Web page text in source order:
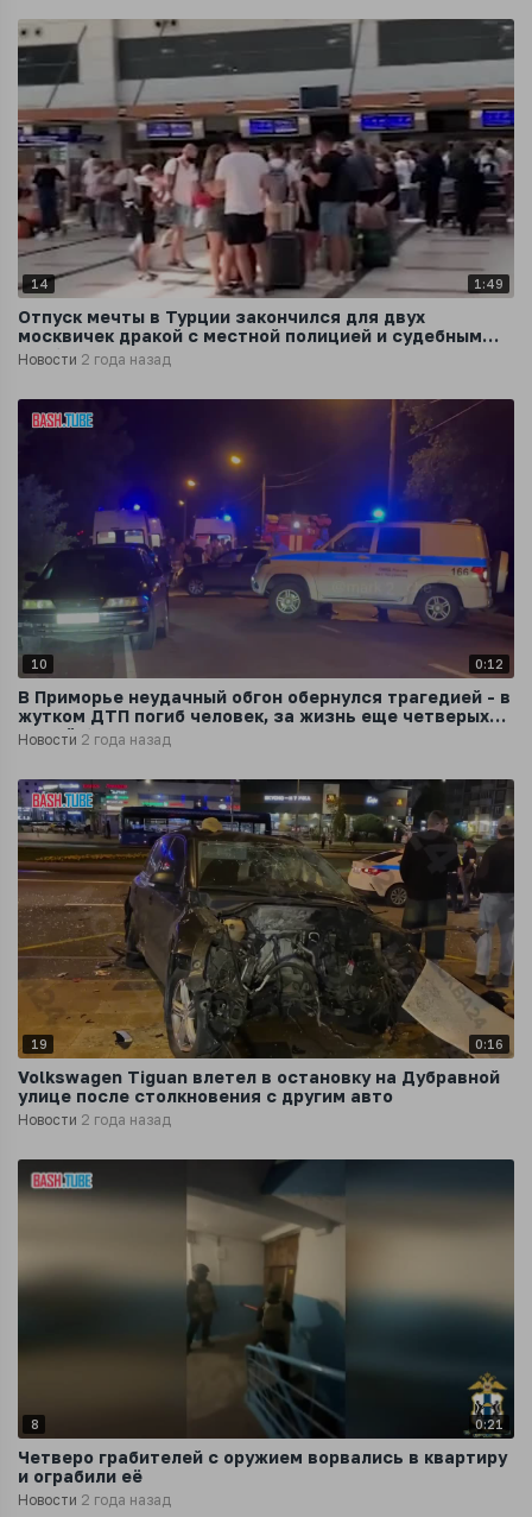
14 1:49
Отпуск мечты в Турции закончился для двух
москвичек дракой с местной полицией и судебным
разбирательством
Новости 2 года назад
10 0:12
В Приморье неудачный обгон обернулся трагедией - в
жутком ДТП погиб человек, за жизнь еще четверых
людей борются врачи
Новости 2 года назад
19 0:16
Volkswagen Tiguan влетел в остановку на Дубравной
улице после столкновения с другим авто
Новости 2 года назад
8 0:21
Четверо грабителей с оружием ворвались в квартиру
и ограбили её
Новости 2 года назад